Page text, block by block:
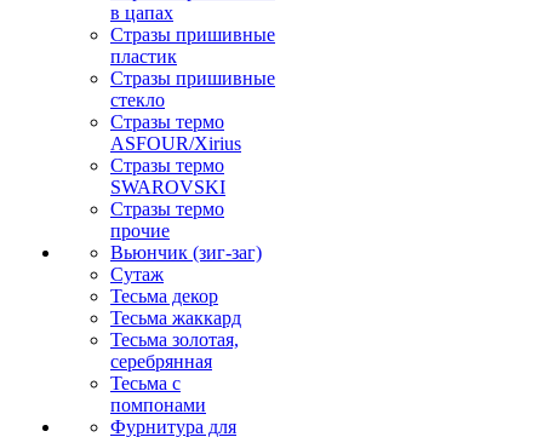
в цапах
Стразы пришивные
пластик
Стразы пришивные
стекло
Стразы термо
ASFOUR/Xirius
Стразы термо
SWAROVSKI
Стразы термо
прочие
Вьюнчик (зиг-заг)
Сутаж
Тесьма декор
Тесьма жаккард
Тесьма золотая,
серебрянная
Тесьма с
помпонами
Фурнитура для